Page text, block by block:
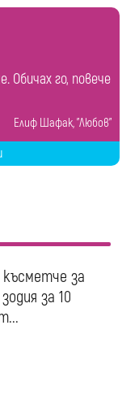
Обичах го, повече
Елиф Шафак, "Любов"
късметче за
за 10